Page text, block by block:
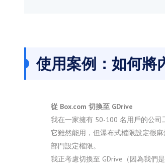
使用案例：如何將
從 Box.com 切換至 GDrive
我在一家擁有 50-100 名用戶的公司
它雖然能用，但瀑布式權限設定很
部門設定權限。
我正考慮切換至 GDrive（因為我們